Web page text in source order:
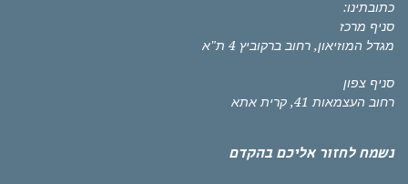
כתובתינו:
סניף מרכז
מגדל המוזיאון, רחוב ברקוביץ 4 ת"א
סניף צפון
רחוב העצמאות 41, קרית אתא
נשמח לחזור אליכם בהקדם